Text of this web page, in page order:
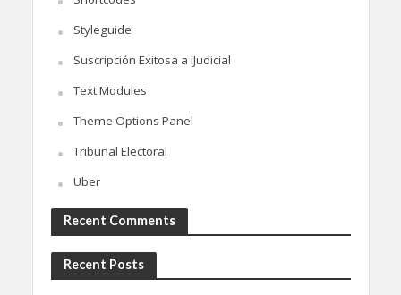
Styleguide
Suscripción Exitosa a iJudicial
Text Modules
Theme Options Panel
Tribunal Electoral
Uber
Recent Comments
Recent Posts